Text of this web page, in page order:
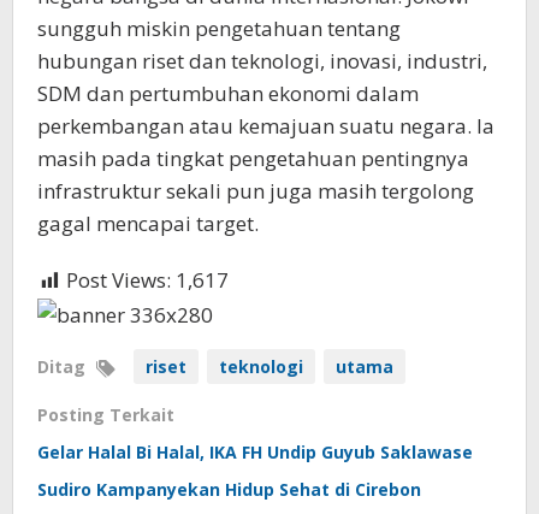
sungguh miskin pengetahuan tentang
hubungan riset dan teknologi, inovasi, industri,
SDM dan pertumbuhan ekonomi dalam
perkembangan atau kemajuan suatu negara. Ia
masih pada tingkat pengetahuan pentingnya
infrastruktur sekali pun juga masih tergolong
gagal mencapai target.
Post Views: 1,617
Ditag riset teknologi utama
Posting Terkait
Gelar Halal Bi Halal, IKA FH Undip Guyub Saklawase
Sudiro Kampanyekan Hidup Sehat di Cirebon